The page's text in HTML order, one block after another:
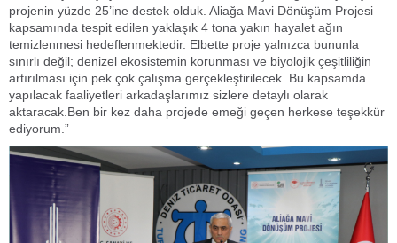
projenin yüzde 25’ine destek olduk. Aliağa Mavi Dönüşüm Projesi
kapsamında tespit edilen yaklaşık 4 tona yakın hayalet ağın
temizlenmesi hedeflenmektedir. Elbette proje yalnızca bununla
sınırlı değil; denizel ekosistemin korunması ve biyolojik çeşitliliğin
artırılması için pek çok çalışma gerçekleştirilecek. Bu kapsamda
yapılacak faaliyetleri arkadaşlarımız sizlere detaylı olarak
aktaracak.Ben bir kez daha projede emeği geçen herkese teşekkür
ediyorum.”